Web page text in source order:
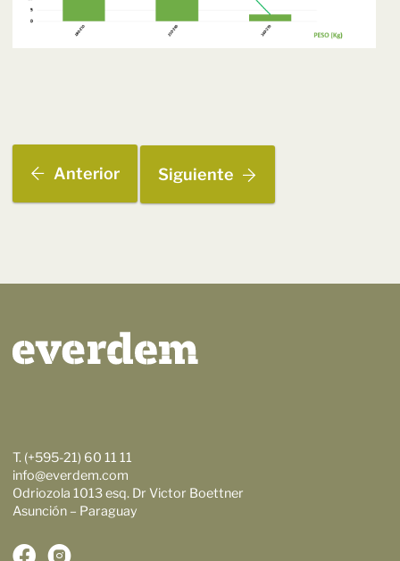
Anterior Siguiente
T. (+595-21) 60 11 11
info@everdem.com
Odriozola 1013 esq. Dr Victor Boettner
Asunción – Paraguay